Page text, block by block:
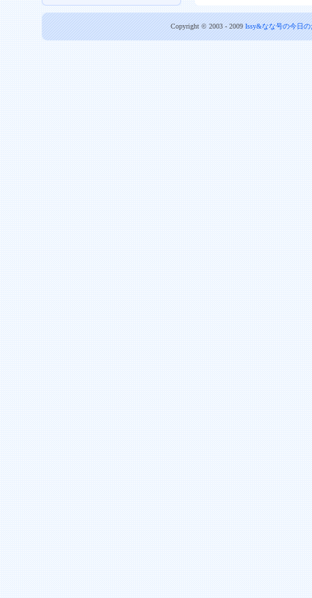
Copyright © 2003 - 2009 Issy&なな号の今日